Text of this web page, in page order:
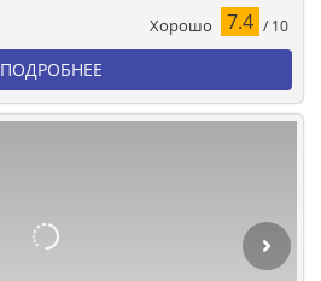
Хорошо 7.4 / 10
ПОДРОБНЕЕ